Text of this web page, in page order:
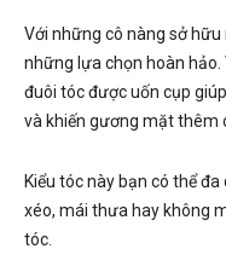
Với những cô nàng sở
những lựa chọn hoàn
đuôi tóc được uốn cụp
và khiến gương mặt thêm
Kiểu tóc này bạn có thể
xéo, mái thưa hay không
tóc.